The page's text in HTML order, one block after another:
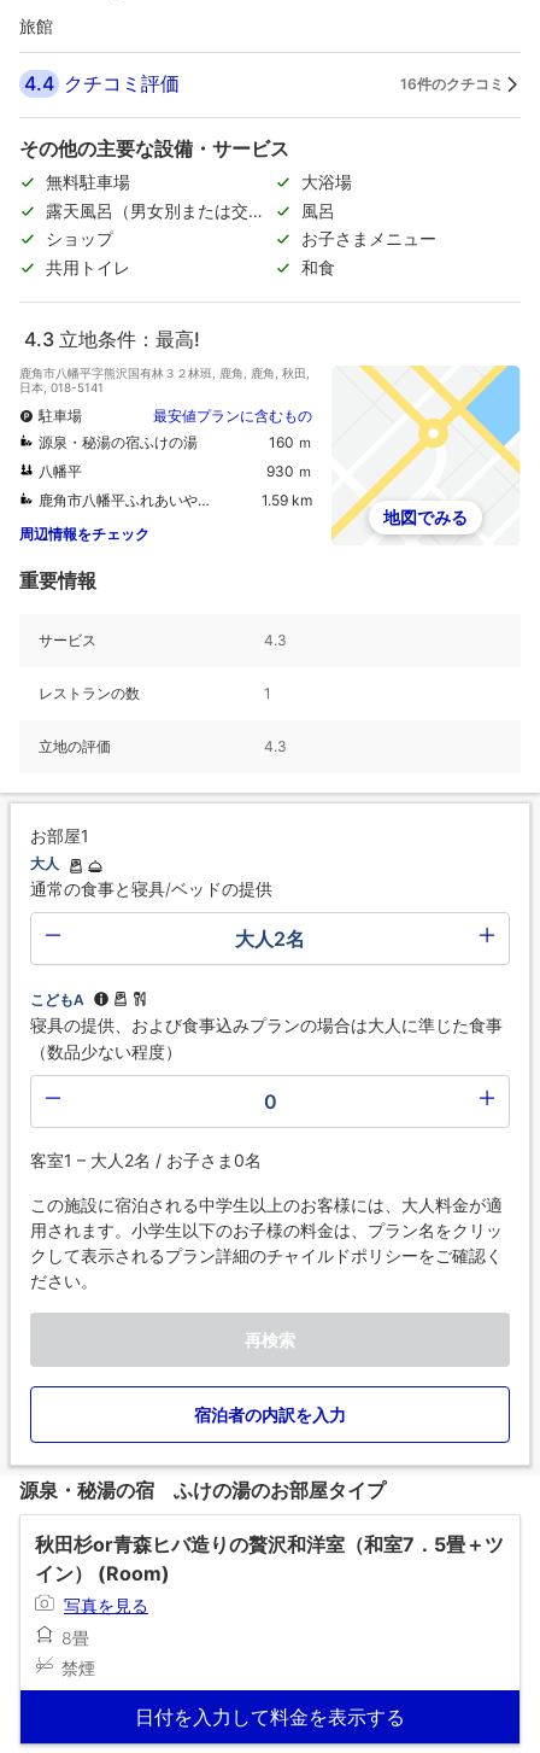
旅館
4.4 クチコミ評価 16件のクチコミ
その他の主要な設備・サービス
無料駐車場
大浴場
露天風呂（男女別または交代
制）
風呂
ショップ
お子さまメニュー
共用トイレ
和食
4.3 立地条件：最高!
鹿角市八幡平字熊沢国有林３２林班, 鹿角, 鹿角, 秋田,
日本, 018-5141
駐車場
最安値プランに含むもの
源泉・秘湯の宿ふけの湯
160 ｍ
八幡平
930 ｍ
鹿角市八幡平ふれあいやすらぎ温泉センターゆらら
1.59 km
周辺情報をチェック
地図でみる
重要情報
サービス 4.3
レストランの数 1
立地の評価 4.3
お部屋1
大人
通常の食事と寝具/ベッドの提供
大人2名
こどもA
寝具の提供、および食事込みプランの場合は大人に準じた食事
（数品少ない程度）
0
客室1 – 大人2名 / お子さま0名
この施設に宿泊される中学生以上のお客様には、大人料金が適
用されます。小学生以下のお子様の料金は、プラン名をクリッ
クして表示されるプラン詳細のチャイルドポリシーをご確認く
ださい。
再検索
宿泊者の内訳を入力
源泉・秘湯の宿 ふけの湯のお部屋タイプ
秋田杉or青森ヒバ造りの贅沢和洋室（和室7．5畳＋ツ
イン） (Room)
写真を見る
8畳
禁煙
日付を入力して料金を表示する